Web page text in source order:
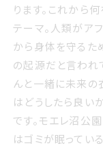
す これから何をま
人類がアフリカ大
を守るために動物
と言われています
未来の衣服を考え
ら良いかというの
沼公園は 元々埋
ているという背景
ります。これから
テーマ。人類がア
から身体を守るた
の起源だと言われ
んと一緒に未来の
はどうしたら良い
です。モエレ沼公
はゴミが眠ってい